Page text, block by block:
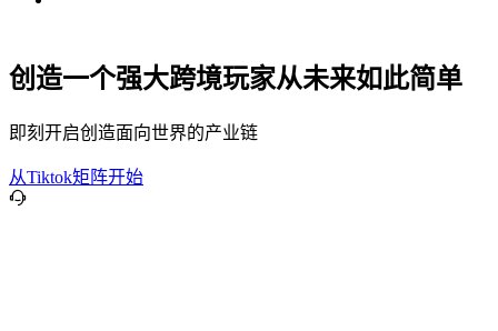
创造一个强大跨境玩家从未来如此简单
即刻开启创造面向世界的产业链
从Tiktok矩阵开始